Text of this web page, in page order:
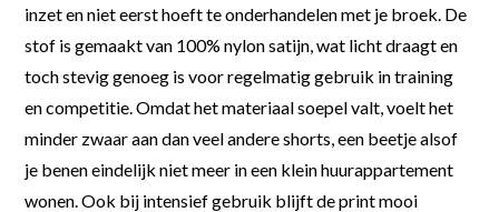
inzet en niet eerst hoeft te onderhandelen met je broek. De
stof is gemaakt van 100% nylon satijn, wat licht draagt en
toch stevig genoeg is voor regelmatig gebruik in training
en competitie. Omdat het materiaal soepel valt, voelt het
minder zwaar aan dan veel andere shorts, een beetje alsof
je benen eindelijk niet meer in een klein huurappartement
wonen. Ook bij intensief gebruik blijft de print mooi